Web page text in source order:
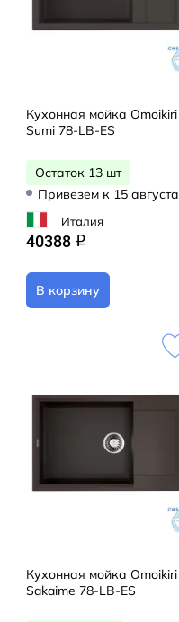
Кухонная мойка Omoikiri
Sumi 78-LB-ES
Остаток 13 шт
Привезем к 15 августа
Италия
40388 q
В корзину
Кухонная мойка Omoikiri
Sakaime 78-LB-ES